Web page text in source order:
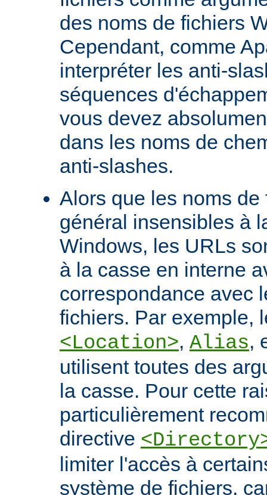
des noms de fichiers
Cependant, comme
interpréter les anti-
séquences
vous devez
dans les noms de
anti-slashes.
Alors que les noms
général insensibles à
Windows, les URLs
à la casse en interne
correspondance avec
fichiers. Par exemple,
<Location>, Alias,
utilisent toutes des
la casse. Pour cette
particulièrement
directive
limiter l'accès à
système de fichiers,